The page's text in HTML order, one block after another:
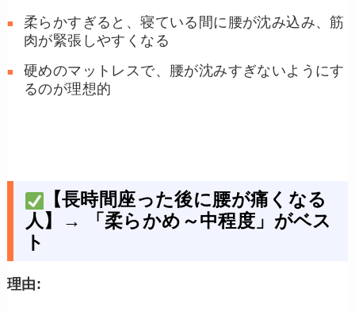
柔らかすぎると、寝ている間に腰が沈み込み、筋
肉が緊張しやすくなる
硬めのマットレスで、腰が沈みすぎないようにす
るのが理想的
【長時間座った後に腰が痛くなる
人】→
「柔らかめ～中程度」がベス
ト
理由: